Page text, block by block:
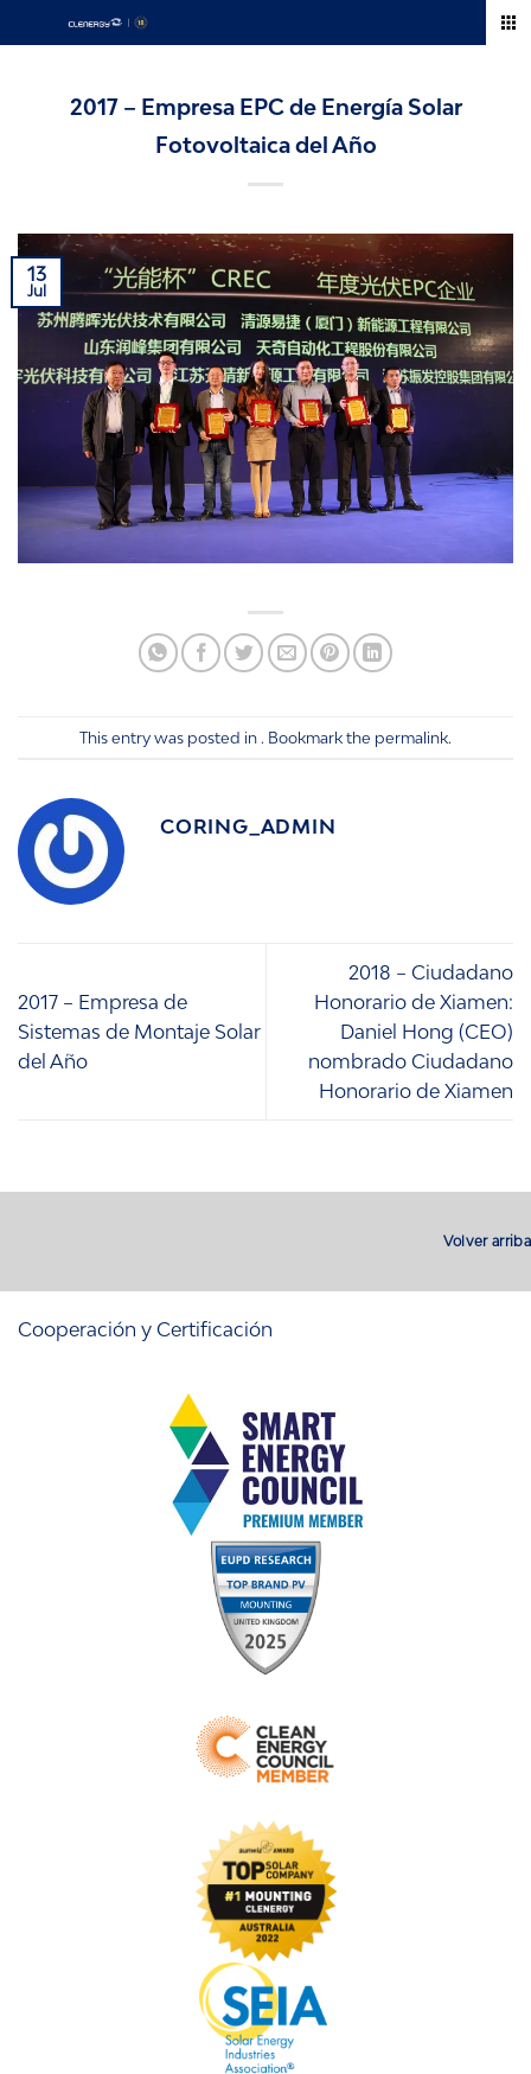
to
2017 – Empresa EPC de Energía Solar
Fotovoltaica del Año
13
Jul
This entry was posted in . Bookmark the permalink.
CORING_ADMIN
2017 – Empresa de
Sistemas de Montaje Solar
del Año
2018 – Ciudadano
Honorario de Xiamen:
Daniel Hong (CEO)
nombrado Ciudadano
Honorario de Xiamen
Volver arriba
Cooperación y Certificación